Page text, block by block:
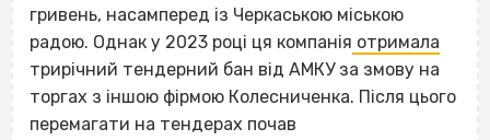
гривень, насамперед із Черкаською міською
радою. Однак у 2023 році ця компанія отримала
трирічний тендерний бан від АМКУ за змову на
торгах з іншою фірмою Колесниченка. Після цього
перемагати на тендерах почав